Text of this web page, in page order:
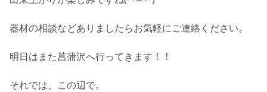
器材の相談などありましたらお気軽にご連絡ください。
明日はまた菖蒲沢へ行ってきます！！
それでは、この辺で。